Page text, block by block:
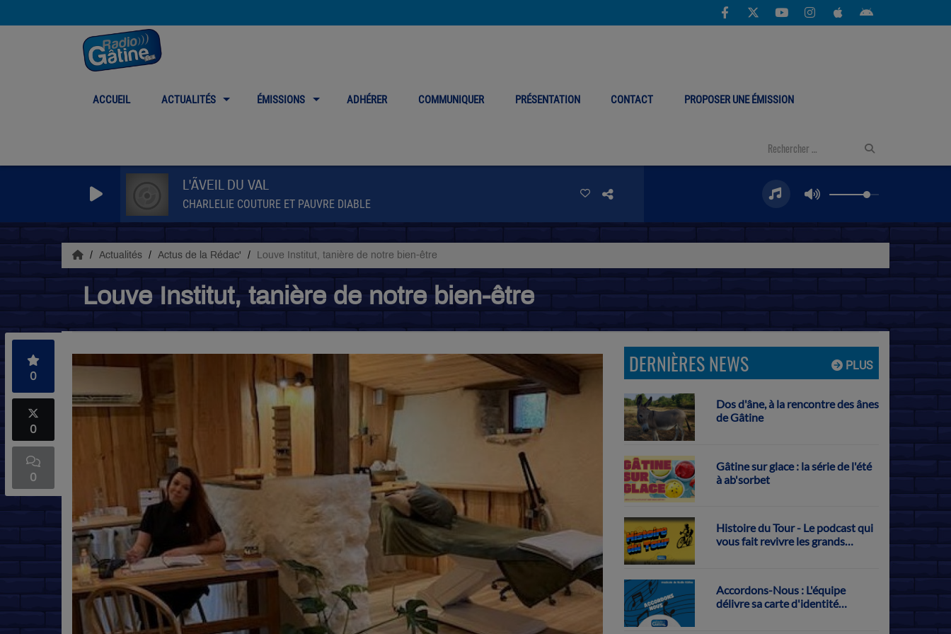
ACCUEIL ACTUALITÉS ÉMISSIONS ADHÉRER COMMUNIQUER PRÉSENTATION CONTACT PROPOSER UNE ÉMISSION
L'ÃVEIL DU VAL
CHARLELIE COUTURE ET PAUVRE DIABLE
Actualités Actus de la Rédac' Louve Institut, tanière de notre bien-être
Louve Institut, tanière de notre bien-être
0
0
0
PLUS
DERNIÈRES NEWS
Dos d'âne, à la rencontre des ânes
de Gâtine
Gâtine sur glace : la série de l'été
à ab'sorbet
Histoire du Tour - Le podcast qui
vous fait revivre les grands
Accordons-Nous : L'équipe
délivre sa carte d'identité